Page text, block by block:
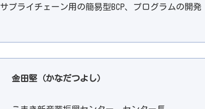
サプライチェーン用の簡易型BCP、プログラムの開発
金田堅（かなだつよし）